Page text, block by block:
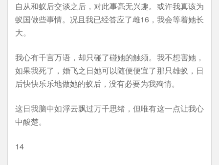
自从和蚁后交谈之后，对此事毫无兴趣。或许我真该为
蚁国做些事情。况且我已经答应了雌16，我会等着她长
大。
我心有千言万语，却只碰了碰她的触须。我不想害她，
如果我死了，婚飞之日她可以随便便宜了那只雄蚁，日
后快快乐乐地做她的蚁后，没有必要为我殉情。
这日我脑中如浮云飘过万千思绪，但唯有这一点让我心
中酸楚。
14